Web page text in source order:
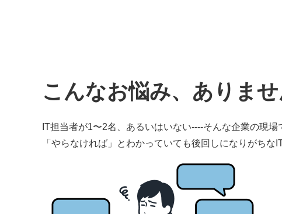
こんなお悩み、ありませ
IT担当者が1〜2名、あるいはいない----そんな企業の現場
「やらなければ」とわかっていても後回しになりがちな